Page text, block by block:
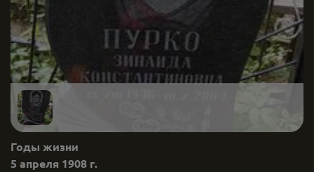
Годы жизни
5 апреля 1908 г.